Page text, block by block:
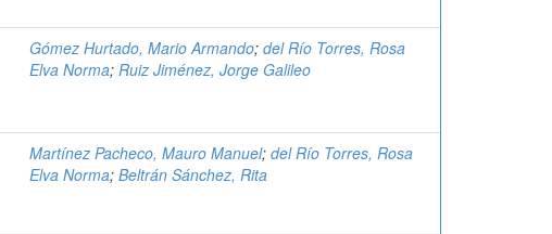
Gómez Hurtado, Mario Armando; del Río Torres, Rosa
Elva Norma; Ruiz Jiménez, Jorge Galileo
Martínez Pacheco, Mauro Manuel; del Río Torres, Rosa
Elva Norma; Beltrán Sánchez, Rita